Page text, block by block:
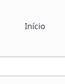
Início